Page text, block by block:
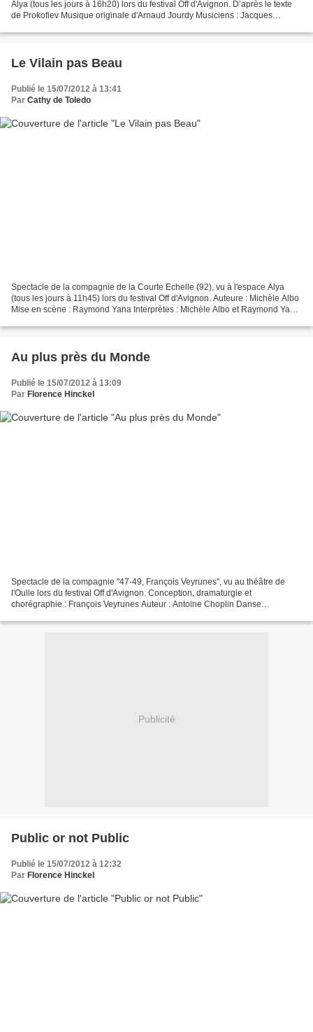
Alya (tous les jours à 16h20) lors du festival Off d'Avignon. D’après le texte
de Prokofiev Musique originale d'Arnaud Jourdy Musiciens : Jacques
Le Vilain pas Beau
Publié le 15/07/2012 à 13:41
Par Cathy de Toledo
Spectacle de la compagnie de la Courte Echelle (92), vu à l'espace Alya
(tous les jours à 11h45) lors du festival Off d'Avignon. Auteure : Michèle Albo
Mise en scène : Raymond Yana Interprètes : Michèle Albo et Raymond Yana
Au plus près du Monde
Publié le 15/07/2012 à 13:09
Par Florence Hinckel
Spectacle de la compagnie "47-49, François Veyrunes", vu au théâtre de
l'Oulle lors du festival Off d'Avignon. Conception, dramaturgie et
chorégraphie : François Veyrunes Auteur : Antoine Choplin Danse
Publicité
Public or not Public
Publié le 15/07/2012 à 12:32
Par Florence Hinckel